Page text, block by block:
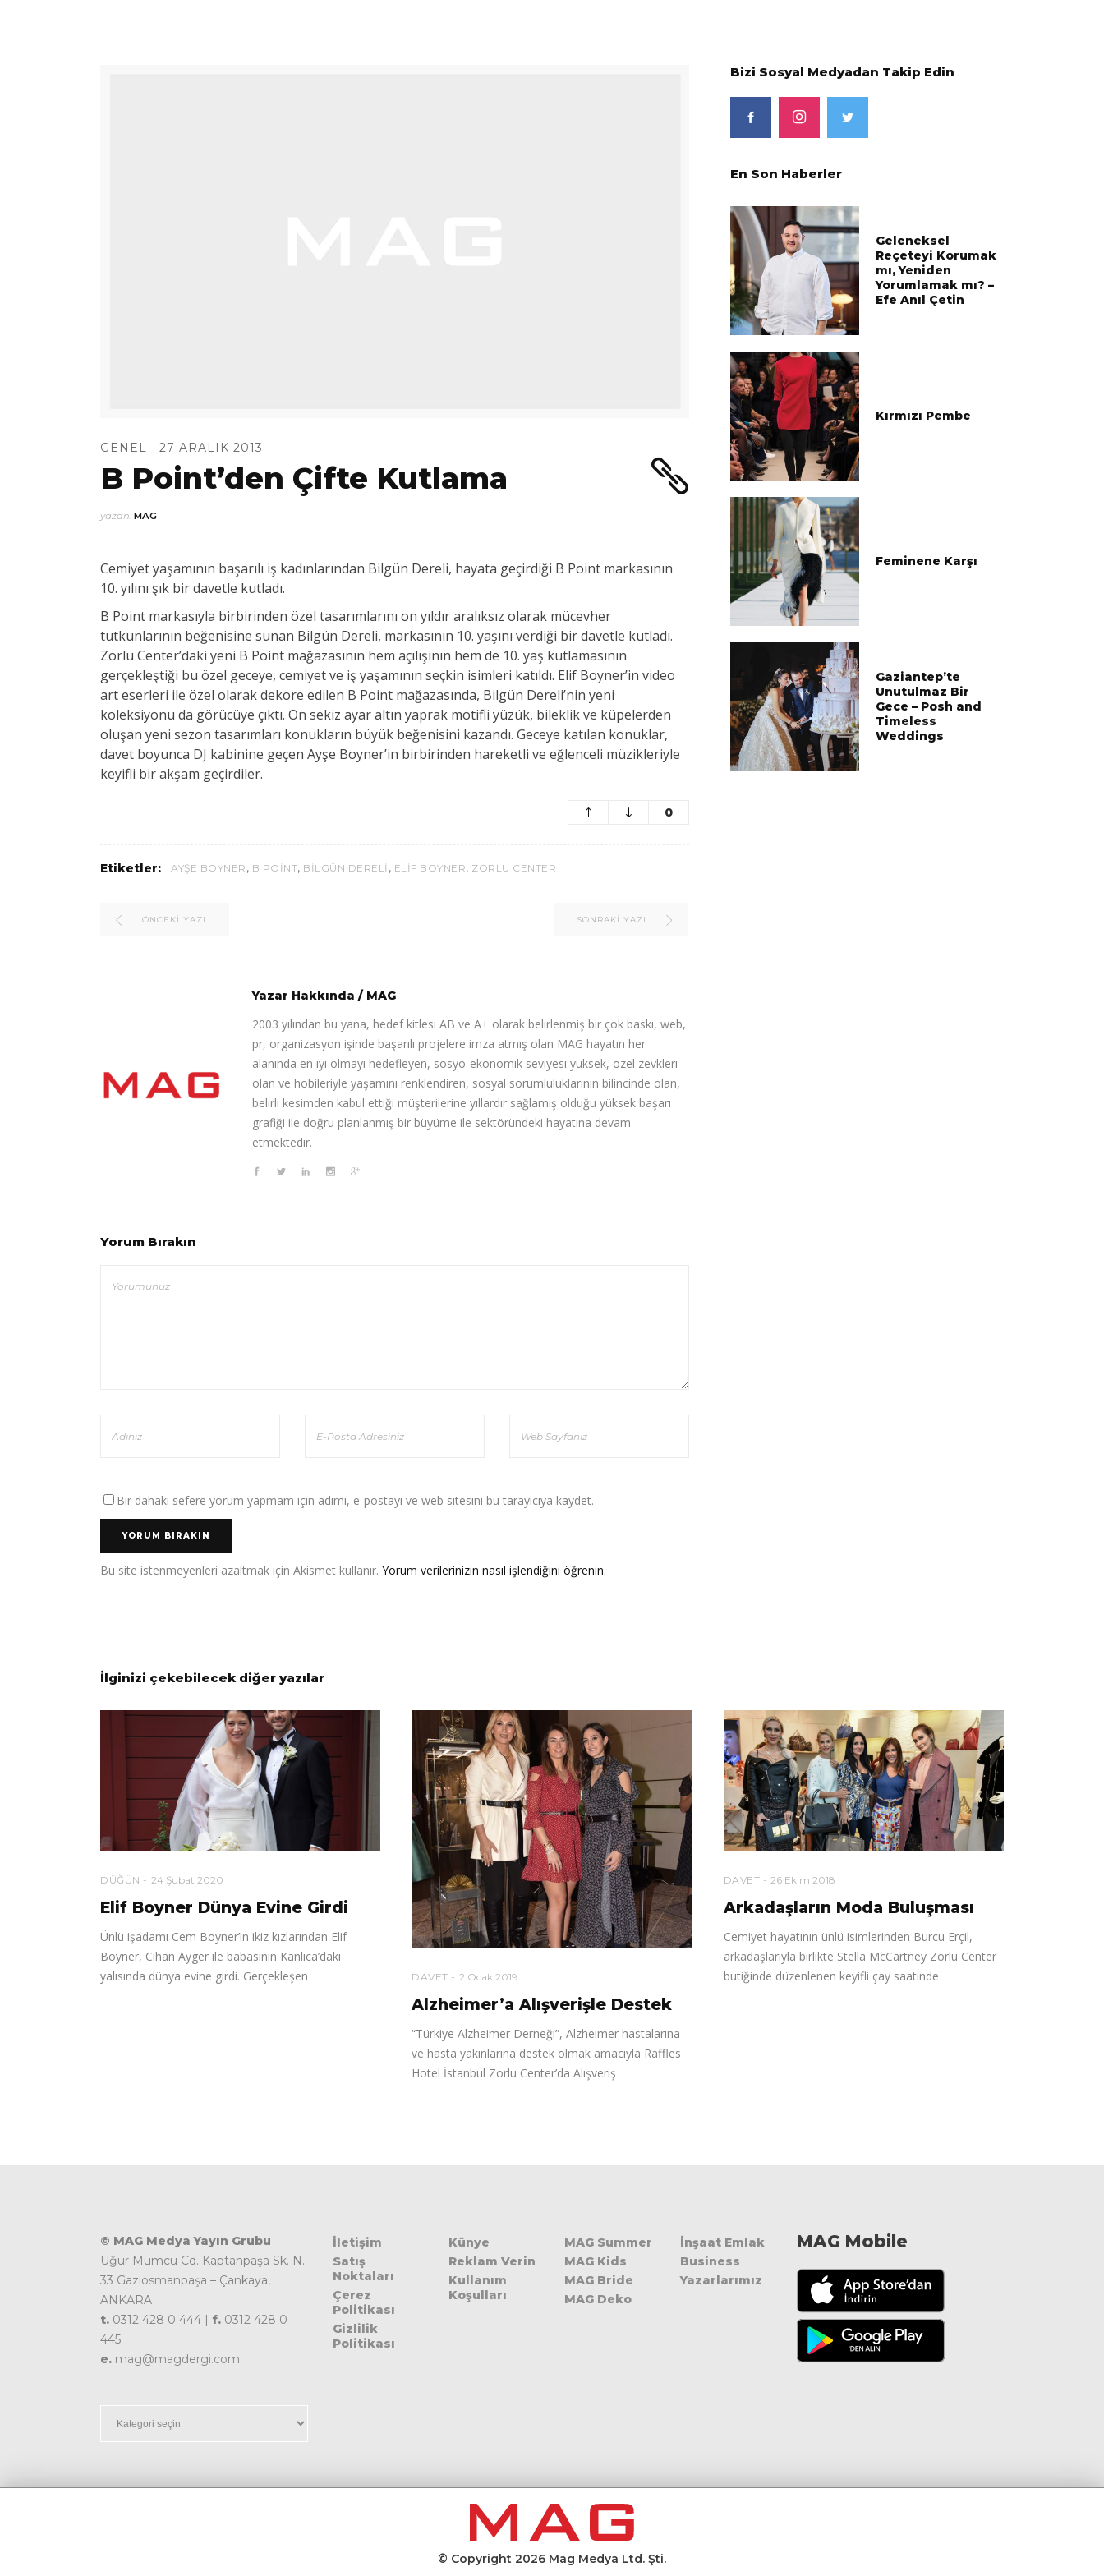
GENEL 27 ARALIK 2013
B Point’den Çifte Kutlama
yazan: MAG
Cemiyet yaşamının başarılı iş kadınlarından Bilgün Dereli, hayata geçirdiği B Point markasının
10. yılını şık bir davetle kutladı.
B Point markasıyla birbirinden özel tasarımlarını on yıldır aralıksız olarak mücevher
tutkunlarının beğenisine sunan Bilgün Dereli, markasının 10. yaşını verdiği bir davetle kutladı.
Zorlu Center’daki yeni B Point mağazasının hem açılışının hem de 10. yaş kutlamasının
gerçekleştiği bu özel geceye, cemiyet ve iş yaşamının seçkin isimleri katıldı. Elif Boyner’in video
art eserleri ile özel olarak dekore edilen B Point mağazasında, Bilgün Dereli’nin yeni
koleksiyonu da görücüye çıktı. On sekiz ayar altın yaprak motifli yüzük, bileklik ve küpelerden
oluşan yeni sezon tasarımları konukların büyük beğenisini kazandı. Geceye katılan konuklar,
davet boyunca DJ kabinine geçen Ayşe Boyner’in birbirinden hareketli ve eğlenceli müzikleriyle
keyifli bir akşam geçirdiler.
0
Etiketler: AYŞE BOYNER , B POINT, BILGÜN DERELI , ELIF BOYNER, ZORLU CENTER
ÖNCEKI YAZI SONRAKI YAZI
Yazar Hakkında / MAG
2003 yılından bu yana, hedef kitlesi AB ve A+ olarak belirlenmiş bir çok baskı, web,
pr, organizasyon işinde başarılı projelere imza atmış olan MAG hayatın her
alanında en iyi olmayı hedefleyen, sosyo-ekonomik seviyesi yüksek, özel zevkleri
olan ve hobileriyle yaşamını renklendiren, sosyal sorumluluklarının bilincinde olan,
belirli kesimden kabul ettiği müşterilerine yıllardır sağlamış olduğu yüksek başarı
grafiği ile doğru planlanmış bir büyüme ile sektöründeki hayatına devam
etmektedir.
Yorum Bırakın
Bir dahaki sefere yorum yapmam için adımı, e-postayı ve web sitesini bu tarayıcıya kaydet.
Bu site istenmeyenleri azaltmak için Akismet kullanır. Yorum verilerinizin nasıl işlendiğini öğrenin.
Bizi Sosyal Medyadan Takip Edin
En Son Haberler
Geleneksel
Reçeteyi Korumak
mı, Yeniden
Yorumlamak mı? –
Efe Anıl Çetin
Kırmızı Pembe
Feminene Karşı
Gaziantep’te
Unutulmaz Bir
Gece – Posh and
Timeless
Weddings
İlginizi çekebilecek diğer yazılar
DÜĞÜN 24 Şubat 2020
Elif Boyner Dünya Evine Girdi
Ünlü işadamı Cem Boyner’in ikiz kızlarından Elif
Boyner, Cihan Ayger ile babasının Kanlıca’daki
yalısında dünya evine girdi. Gerçekleşen
DAVET 2 Ocak 2019
Alzheimer’a Alışverişle Destek
“Türkiye Alzheimer Derneği”, Alzheimer hastalarına
ve hasta yakınlarına destek olmak amacıyla Raffles
Hotel İstanbul Zorlu Center’da Alışveriş
DAVET 26 Ekim 2018
Arkadaşların Moda Buluşması
Cemiyet hayatının ünlü isimlerinden Burcu Erçil,
arkadaşlarıyla birlikte Stella McCartney Zorlu Center
butiğinde düzenlenen keyifli çay saatinde
© MAG Medya Yayın Grubu
Uğur Mumcu Cd. Kaptanpaşa Sk. N.
33 Gaziosmanpaşa – Çankaya,
ANKARA
t. 0312 428 0 444 | f. 0312 428 0
445
e. mag@magdergi.com
İletişim
Satış
Noktaları
Çerez
Politikası
Gizlilik
Politikası
Künye
Reklam Verin
Kullanım
Koşulları
MAG Summer
MAG Kids
MAG Bride
MAG Deko
İnşaat Emlak
Business
Yazarlarımız
MAG Mobile
© Copyright 2026 Mag Medya Ltd. Şti.